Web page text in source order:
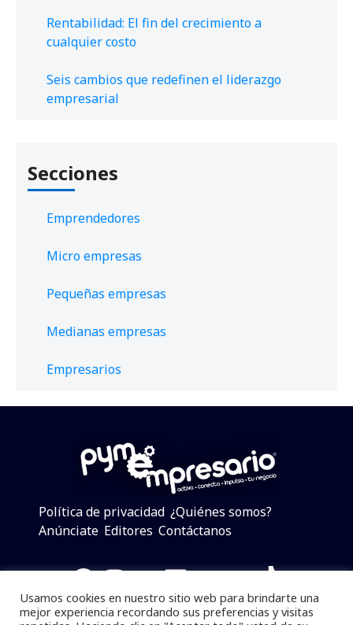
Rentabilidad: El fin del crecimiento a
cualquier costo
Seis cambios que redefinen el liderazgo
empresarial
Secciones
Emprendedores
Micro empresas
Pequeñas empresas
Medianas empresas
Empresarios
Política de privacidad ¿Quiénes somos?
Anúnciate Editores Contáctanos
Facebook
Instagram
Twitter
LinkedIn
Telegram
YouTube
TikTok
Usamos cookies en nuestro sitio web para brindarte una
mejor experiencia recordando sus preferencias y visitas